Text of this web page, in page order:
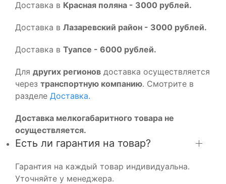
Доставка в Красная поляна - 3000 рублей.
Доставка в Лазаревский район - 3000 рублей.
Доставка в Туапсе - 6000 рублей.
Для других регионов доставка осуществляется
через транспортную компанию. Смотрите в
разделе Доставка.
Доставка мелкогабаритного товара не
осуществляется.
Есть ли гарантия на товар?
Гарантия на каждый товар индивидуальна.
Уточняйте у менеджера.